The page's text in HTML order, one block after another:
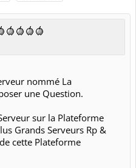
nommé La
une Question.
sur la Plateforme
Grands Serveurs Rp &
cette Plateforme